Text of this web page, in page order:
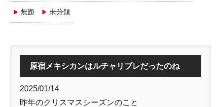
無題 未分類
原宿メキシカンはルチャリブレだったのね
2025/01/14
昨年のクリスマスシーズンのこと